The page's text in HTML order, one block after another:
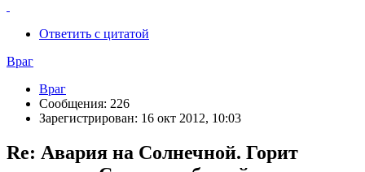
Ответить с цитатой
Враг
Враг
Сообщения: 226
Зарегистрирован: 16 окт 2012, 10:03
Re: Авария на Солнечной. Горит